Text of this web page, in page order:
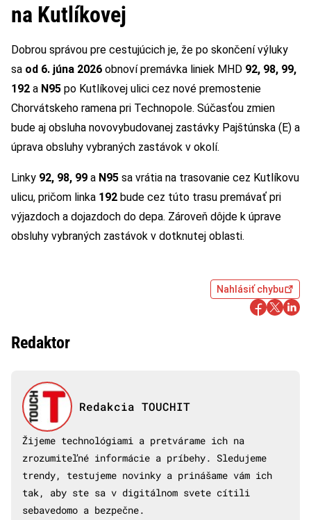
na Kutlíkovej
Dobrou správou pre cestujúcich je, že po skončení výluky
sa od 6. júna 2026 obnoví premávka liniek MHD 92, 98, 99,
192 a N95 po Kutlíkovej ulici cez nové premostenie
Chorvátskeho ramena pri Technopole. Súčasťou zmien
bude aj obsluha novovybudovanej zastávky Pajštúnska (E) a
úprava obsluhy vybraných zastávok v okolí.
Linky 92, 98, 99 a N95 sa vrátia na trasovanie cez Kutlíkovu
ulicu, pričom linka 192 bude cez túto trasu premávať pri
výjazdoch a dojazdoch do depa. Zároveň dôjde k úprave
obsluhy vybraných zastávok v dotknutej oblasti.
Nahlásiť chybu
Redaktor
Redakcia TOUCHIT
Žijeme technológiami a pretvárame ich na
zrozumiteľné informácie a príbehy. Sledujeme
trendy, testujeme novinky a prinášame vám ich
tak, aby ste sa v digitálnom svete cítili
sebavedomo a bezpečne.